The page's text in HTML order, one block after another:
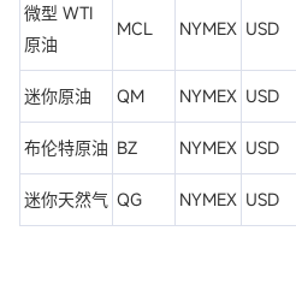
微型 WTI
原油
MCL NYMEX USD
迷你原油 QM NYMEX USD
布伦特原油 BZ NYMEX USD
迷你天然气 QG NYMEX USD